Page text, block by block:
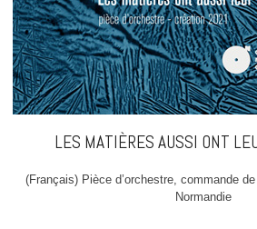
LES MATIÈRES AUSSI ONT
(Français) Pièce d’orchestre, commande
Normandie